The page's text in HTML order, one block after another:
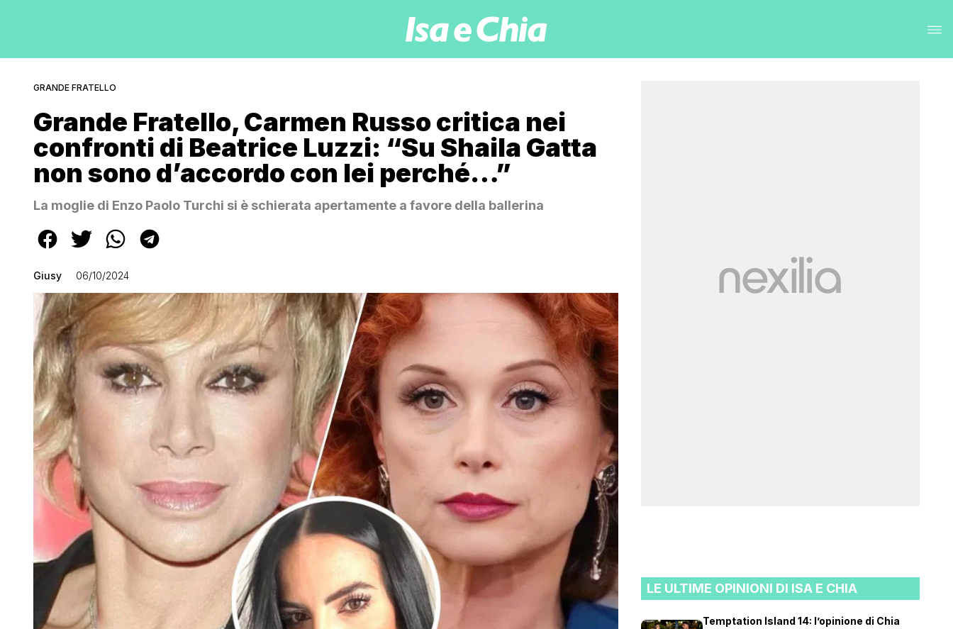
GRANDE FRATELLO
Grande Fratello, Carmen Russo critica nei
confronti di Beatrice Luzzi: “Su Shaila Gatta
non sono d’accordo con lei perché…”
La moglie di Enzo Paolo Turchi si è schierata apertamente a favore della ballerina
Giusy 06/10/2024
LE ULTIME OPINIONI DI ISA E CHIA
Temptation Island 14: l’opinione di Chia